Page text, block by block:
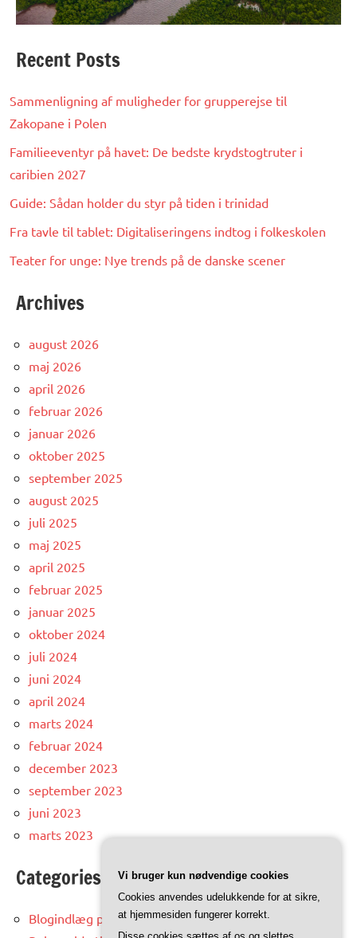
Recent Posts
Sammenligning af muligheder for grupperejse til
Zakopane i Polen
Familieeventyr på havet: De bedste krydstogtruter i
caribien 2027
Guide: Sådan holder du styr på tiden i trinidad
Fra tavle til tablet: Digitaliseringens indtog i folkeskolen
Teater for unge: Nye trends på de danske scener
Archives
august 2026
maj 2026
april 2026
februar 2026
januar 2026
oktober 2025
september 2025
august 2025
juli 2025
maj 2025
april 2025
februar 2025
januar 2025
oktober 2024
juli 2024
juni 2024
april 2024
marts 2024
februar 2024
december 2023
september 2023
juni 2023
marts 2023
Categories
Blogindlæg på trinidad.dk
Vi bruger kun nødvendige cookies
Cookies anvendes udelukkende for at sikre,
at hjemmesiden fungerer korrekt.